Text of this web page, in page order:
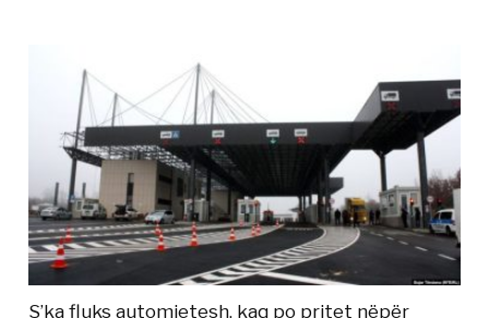
S’ka fluks automjetesh, kaq po pritet nëpër